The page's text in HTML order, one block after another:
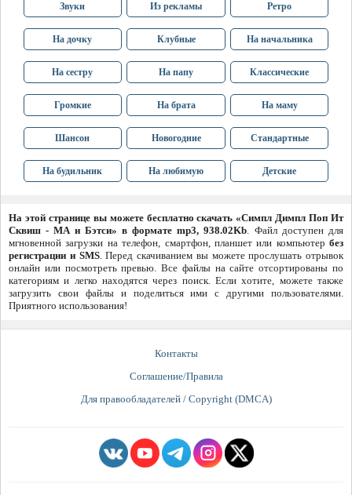
Звуки Из рекламы Ретро
На дочку Клубные На начальника
На сестру На папу Классические
Громкие На брата На маму
Шансон Новогодние Стандартные
На будильник На любимую Детские
На этой странице вы можете бесплатно скачать «Симпл Димпл Поп Ит
Сквиш - MA и Бэтси» в формате mp3, 938.02Kb. Файл доступен для
мгновенной загрузки на телефон, смартфон, планшет или компьютер без
регистрации и SMS. Перед скачиванием вы можете прослушать отрывок
онлайн или посмотреть превью. Все файлы на сайте отсортированы по
категориям и легко находятся через поиск. Если хотите, можете также
загрузить свои файлы и поделиться ими с другими пользователями.
Приятного использования!
Контакты
Соглашение/Правила
Для правообладателей / Copyright (DMCA)